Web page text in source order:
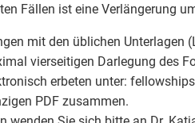
Fällen ist eine Verlängerung
mit den üblichen Unterlagen
vierseitigen Darlegung des
erbeten unter: fellowships
PDF zusammen.